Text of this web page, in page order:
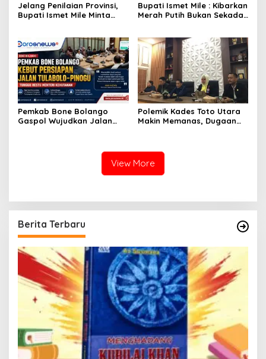
Jelang Penilaian Provinsi,
Bupati Ismet Mile Minta
Bupati Ismet Mile : Kibarkan
Merah Putih Bukan Sekadar
Pemkab Bone Bolango
Gaspol Wujudkan Jalan
Polemik Kades Toto Utara
Makin Memanas, Dugaan
View More
Berita Terbaru